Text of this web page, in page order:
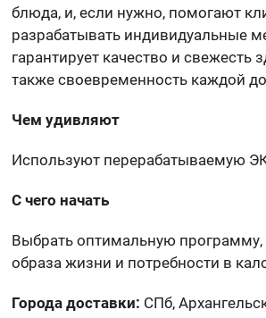
блюда, и, если нужно, помогают
разрабатывать индивидуальные
гарантирует качество и свежесть
также своевременность каждой
Чем удивляют
Используют перерабатываемую
С чего начать
Выбрать оптимальную программу,
образа жизни и потребности в
Города доставки: СПб,